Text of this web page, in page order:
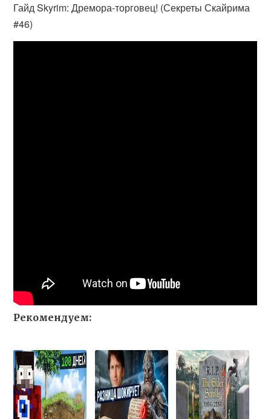
Гайд Skyrim: Дремора-торговец! (Секреты Скайрима
#46)
Рекомендуем: